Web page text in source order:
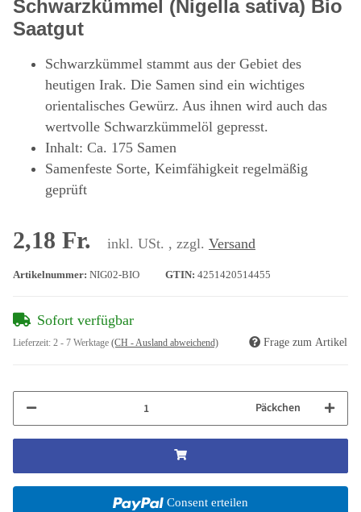
Schwarzkümmel (Nigella sativa) Bio
Saatgut
Schwarzkümmel stammt aus der Gebiet des
heutigen Irak. Die Samen sind ein wichtiges
orientalisches Gewürz. Aus ihnen wird auch das
wertvolle Schwarzkümmelöl gepresst.
Inhalt: Ca. 175 Samen
Samenfeste Sorte, Keimfähigkeit regelmäßig
geprüft
2,18 Fr. inkl. USt. , zzgl. Versand
Artikelnummer: NIG02-BIO GTIN: 4251420514455
Sofort verfügbar
Lieferzeit: 2 - 7 Werktage (CH - Ausland abweichend) Frage zum Artikel
Päckchen
Consent erteilen